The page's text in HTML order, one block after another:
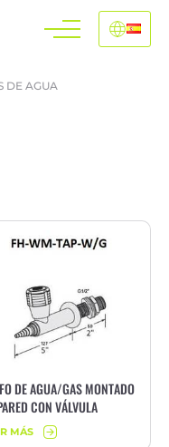
DE AGUA
DE AGUA/GAS MONTADO
CON VÁLVULA
MÁS